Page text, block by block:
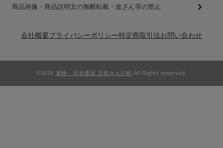
商品画像・商品説明文の無断転載・改ざん等の禁止
会社概要プライバシーポリシー特定商取引法お問い合わせ
©2026 着物・浴衣通販 京都きもの町 All Rights reserved.